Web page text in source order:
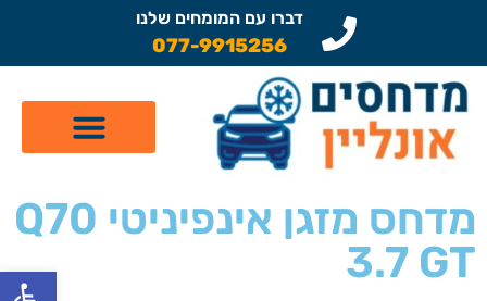
דברו עם המומחים שלנו
077-9915256
מדחס מזגן אינפיניטי Q70
3.7 GT